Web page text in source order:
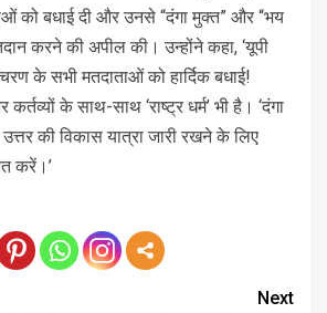
को बधाई दी और उनसे “दंगा मुक्त” और “भय
करने की अपील की। उन्होंने कहा, ‘यूपी
के सभी मतदाताओं को हार्दिक बधाई!
के साथ-साथ ‘राष्ट्र धर्म’ भी है। ‘दंगा
की विकास यात्रा जारी रखने के लिए
करें।’
Next